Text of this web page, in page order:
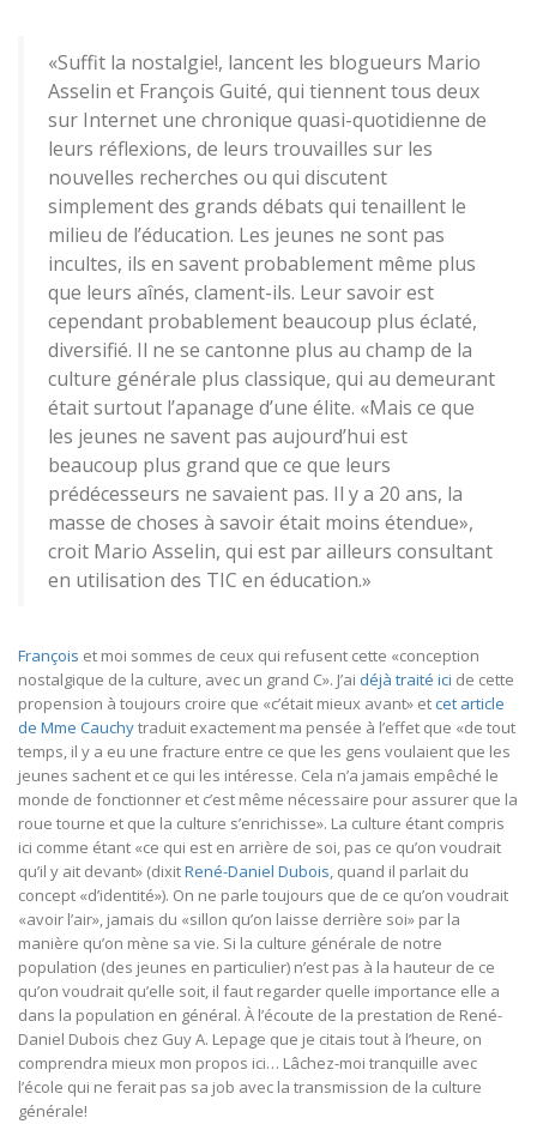
«Suffit la nostalgie!, lancent les blogueurs Mario
Asselin et François Guité, qui tiennent tous deux
sur Internet une chronique quasi-quotidienne de
leurs réflexions, de leurs trouvailles sur les
nouvelles recherches ou qui discutent
simplement des grands débats qui tenaillent le
milieu de l’éducation. Les jeunes ne sont pas
incultes, ils en savent probablement même plus
que leurs aînés, clament-ils. Leur savoir est
cependant probablement beaucoup plus éclaté,
diversifié. Il ne se cantonne plus au champ de la
culture générale plus classique, qui au demeurant
était surtout l’apanage d’une élite. «Mais ce que
les jeunes ne savent pas aujourd’hui est
beaucoup plus grand que ce que leurs
prédécesseurs ne savaient pas. Il y a 20 ans, la
masse de choses à savoir était moins étendue»,
croit Mario Asselin, qui est par ailleurs consultant
en utilisation des TIC en éducation.»
François et moi sommes de ceux qui refusent cette «conception
nostalgique de la culture, avec un grand C». J’ai déjà traité ici de cette
propension à toujours croire que «c’était mieux avant» etcet article
de Mme Cauchytraduit exactement ma pensée à l’effet que «de tout
temps, il y a eu une fracture entre ce que les gens voulaient que les
jeunes sachent et ce qui les intéresse. Cela n’a jamais empêché le
monde de fonctionner et c’est même nécessaire pour assurer que la
roue tourne et que la culture s’enrichisse». La culture étant compris
ici comme étant «ce qui est en arrière de soi, pas ce qu’on voudrait
qu’il y ait devant» (dixitRené-Daniel Dubois, quand il parlait du
concept «d’identité»). On ne parle toujours que de ce qu’on voudrait
«avoir l’air», jamais du «sillon qu’on laisse derrière soi» par la
manière qu’on mène sa vie. Si la culture générale de notre
population (des jeunes en particulier) n’est pas à la hauteur de ce
qu’on voudrait qu’elle soit, il faut regarder quelle importance elle a
dans la population en général. À l’écoute de la prestation de René-
Daniel Dubois chez Guy A. Lepage que je citais tout à l’heure, on
comprendra mieux mon propos ici… Lâchez-moi tranquille avec
l’école qui ne ferait pas sa job avec la transmission de la culture
générale!